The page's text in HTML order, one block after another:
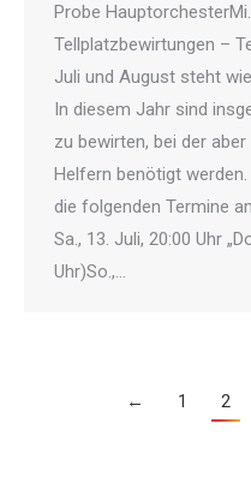
Probe
Tellplatzbewirtungen –
Juli und August steht
In diesem Jahr sind
zu bewirten, bei der
Helfern benötigt
die folgenden Termine
Sa., 13. Juli, 20:00 Uhr
Uhr)So.,…
← 1 2